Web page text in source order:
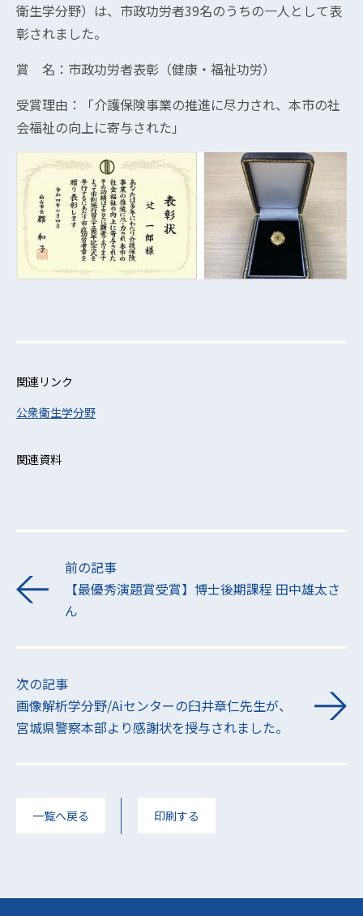
衛生学分野）は、市政功労者39名のうちの一人として表
彰されました。
賞 名：市政功労者表彰（健康・福祉功労）
受賞理由：「介護保険事業の推進に尽力され、本市の社
会福祉の向上に寄与された」
関連リンク
公衆衛生学分野
関連資料
前の記事
【最優秀演題賞受賞】博士後期課程 田中雄太さ
ん
次の記事
画像解析学分野/Aiセンターの臼井章仁先生が、
宮城県警察本部より感謝状を授与されました。
一覧へ戻る 印刷する